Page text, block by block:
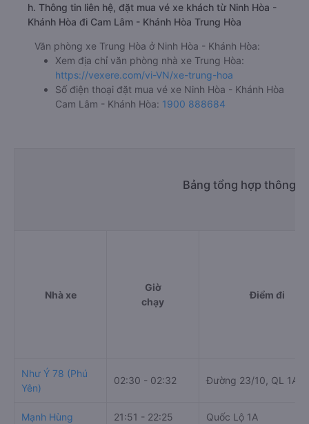
h. Thông tin liên hệ, đặt mua vé xe khách từ Ninh Hòa -
Khánh Hòa đi Cam Lâm - Khánh Hòa Trung Hòa
Văn phòng xe Trung Hòa ở Ninh Hòa - Khánh Hòa:
Xem địa chỉ văn phòng nhà xe Trung Hòa:
https://vexere.com/vi-VN/xe-trung-hoa
Số điện thoại đặt mua vé xe Ninh Hòa - Khánh Hòa
Cam Lâm - Khánh Hòa: 1900 888684
Bảng tổng hợp thông
Nhà xe
Giờ
chạy
Điểm đi
Như Ý 78 (Phú
Yên)
02:30 - 02:32 Đường 23/10, QL 1A
Mạnh Hùng 21:51 - 22:25 Quốc Lộ 1A